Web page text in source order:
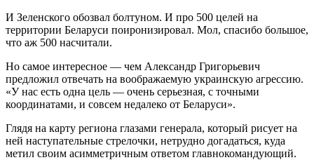
И Зеленского обозвал болтуном. И про 500 целей на
территории Беларуси поиронизировал. Мол, спасибо большое,
что аж 500 насчитали.
Но самое интересное — чем Александр Григорьевич
предложил отвечать на воображаемую украинскую агрессию.
«У нас есть одна цель — очень серьезная, с точными
координатами, и совсем недалеко от Беларуси».
Глядя на карту региона глазами генерала, который рисует на
ней наступательные стрелочки, нетрудно догадаться, куда
метил своим асимметричным ответом главнокомандующий.